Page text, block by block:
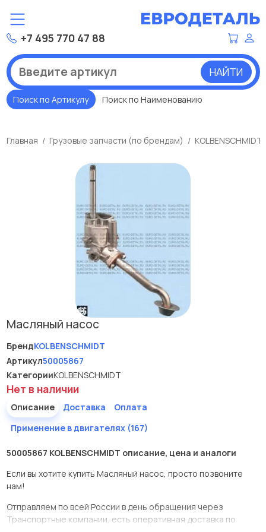
+7 495 770 47 88
НАЙТИ
Поиск по Артикулу Поиск по Наименованию
Главная Грузовые запчасти (по брендам) KOLBENSCHMIDT
Масляный насос
БрендKOLBENSCHMIDT
Артикул50005867
КатегорииKOLBENSCHMIDT
Нет в наличии
Описание Доставка
Оплата
Применение в двигателях (167)
50005867 KOLBENSCHMIDT описание, цена и аналоги
Если вы хотите купить Масляный насос, просто позвоните
нам!
Отправляем по всей России в день обращения через
Транспортные компании, есть оперативная доставка по